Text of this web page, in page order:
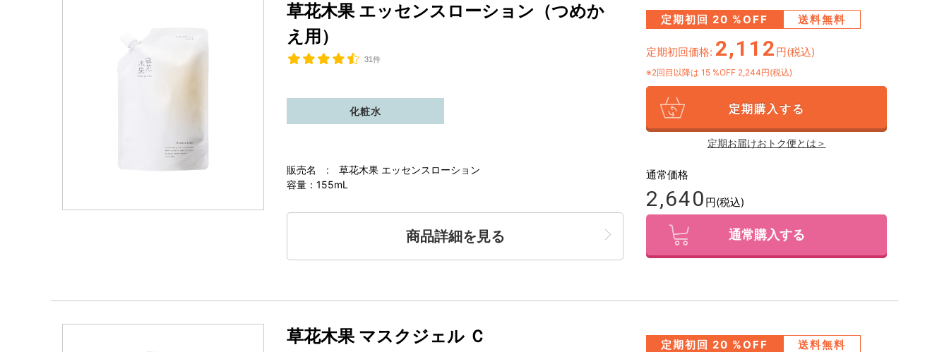
草花木果 エッセンスローション（つめか
え用）
31件
販売名 : 草花木果 エッセンスローション
容量：155mL
化粧水
商品詳細を見る
定期初回 20 %OFF 送料無料
定期初回価格: 2,112 円(税込)
※2回目以降は 15 %OFF 2,244円(税込)
定期購入する
定期お届けおトク便とは＞
通常価格
2,640 円(税込)
通常購入する
草花木果 マスクジェル Ｃ 定期初回 20 %OFF 送料無料